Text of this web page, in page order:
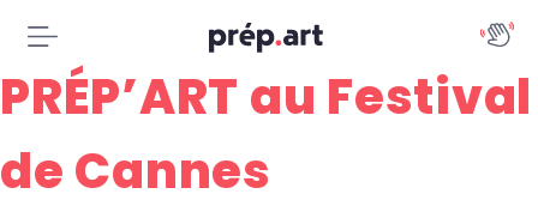
PRÉP’ART au Festival
de Cannes